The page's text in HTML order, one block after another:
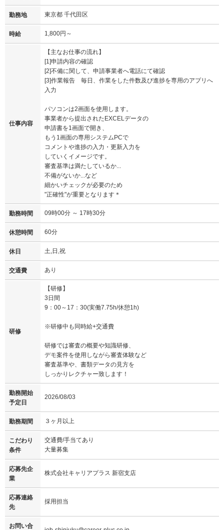
勤務地 東京都 千代田区
時給 1,800円～
仕事内容
【主なお仕事の流れ】
[1]申請内容の確認
[2]不備に関して、申請事業者へ電話にて確認
[3]作業報告 毎日、作業をした件数及び進捗を専用のアプリへ
入力
パソコンは2画面を使用します。
事業者から提出されたEXCELデータの
申請書を1画面で開き、
もう1画面の専用システムPCで
コメントや進捗の入力・更新入力を
していくイメージです。
審査基準は満たしているか...
不備がないか...など
細かいチェックが必要のため
"正確性"が重要となります＊
勤務時間 09時00分 ～ 17時30分
休憩時間 60分
休日 土,日,祝
交通費 あり
研修
【研修】
3日間
9：00～17：30(実働7.75h/休憩1h)
※研修中も同時給+交通費
研修では審査の概要や知識研修、
デモ案件を使用しながら審査体験など
審査基準や、書類データの見方を
しっかりレクチャー致します！
勤務開始
予定日
2026/08/03
勤務期間 ３ヶ月以上
こだわり
条件
交通費/手当てあり
大量募集
応募先企
業
株式会社キャリアプラス 新宿支店
応募連絡
先
採用担当
お問い合